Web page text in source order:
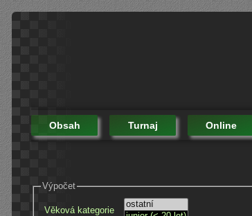
Obsah Turnaj Online
Výpočet
Věková kategorie